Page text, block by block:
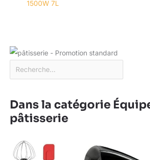
1500W 7L
Dans la catégorie
pâtisserie